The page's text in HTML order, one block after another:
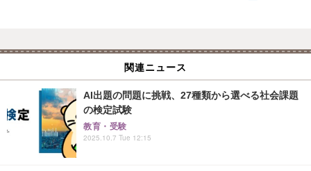
関連ニュース
AI出題の問題に挑戦、27種類から選べる社会課題
の検定試験
教育・受験
2025.10.7 Tue 12:15